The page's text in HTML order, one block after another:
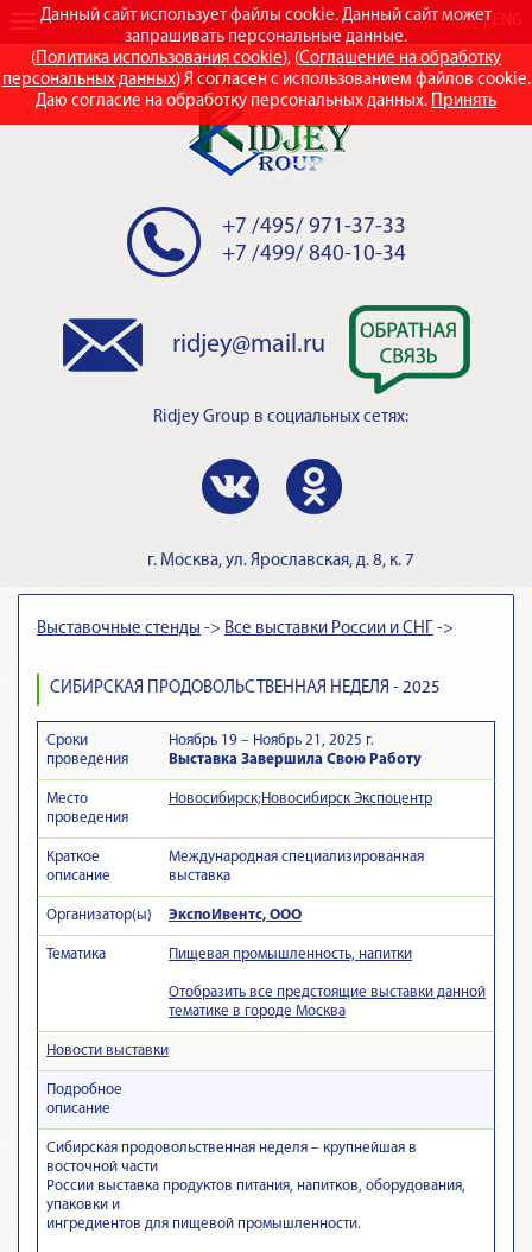
Данный сайт использует файлы cookie. Данный сайт может
запрашивать персональные данные.
(Политика использования cookie), (Соглашение на обработку
персональных данных) Я согласен с использованием файлов cookie.
Даю согласие на обработку персональных данных. Принять
RUS
+7 /495/ 971-37-33
+7 /499/ 840-10-34
ridjey@mail.ru
Ridjey Group в социальных сетях:
г. Москва, ул. Ярославская, д. 8, к. 7
Выставочные стенды -> Все выставки России и СНГ ->
СИБИРСКАЯ ПРОДОВОЛЬСТВЕННАЯ НЕДЕЛЯ - 2025
Сроки
проведения
Ноябрь 19 – Ноябрь 21, 2025 г.
Выставка Завершила Свою Работу
Место
проведения
Новосибирск;Новосибирск Экспоцентр
Краткое
описание
Международная специализированная
выставка
Организатор(ы) ЭкспоИвентс, ООО
Тематика Пищевая промышленность, напитки
Отобразить все предстоящие выставки данной
тематике в городе Москва
Новости выставки
Подробное
описание
Сибирская продовольственная неделя – крупнейшая в
восточной части
России выставка продуктов питания, напитков, оборудования,
упаковки и
ингредиентов для пищевой промышленности.